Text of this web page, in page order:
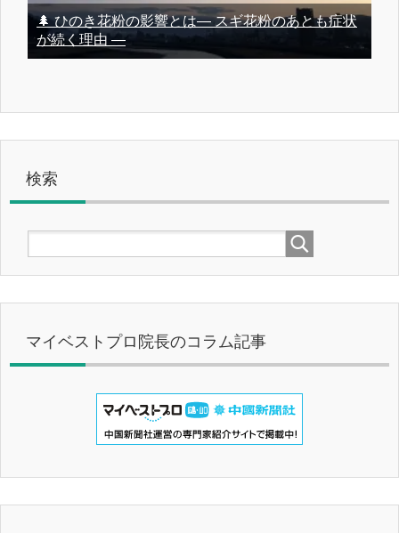
🌲 ひのき花粉の影響とは― スギ花粉のあとも症状
が続く理由 ―
検索
マイベストプロ院長のコラム記事